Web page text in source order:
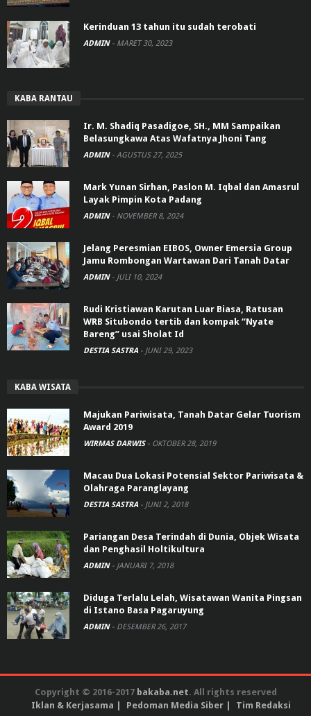
Kerinduan 13 tahun itu sudah terobati
ADMIN - MARET 30, 2023
KABA RANTAU
Ir. M. Shadiq Pasadigoe, SH., MM Sampaikan
Belasungkawa Atas Wafatnya Jhoni Tang
ADMIN - AGUSTUS 27, 2025
Mark Yunan Sirhan, Paslon M. Iqbal dan Amasrul
Layak Pimpin Kota Padang
ADMIN - NOVEMBER 8, 2024
Jelang Peresmian EIBOS, Owner Emersia Group
Jamu Rombongan Wartawan Dari Tanah Datar
ADMIN - JULI 10, 2024
Rudi Kristiawan Karutan Luar Biasa, Ratusan
WRB Situbondo tertib dan kompak “Nyate
Bareng” usai Sholat Id
DESTIA SASTRA - JUNI 29, 2023
KABA WISATA
Majukan Pariwisata, Tanah Datar Gelar Tuorism
Award 2019
WIRMAS DARWIS - OKTOBER 28, 2019
Macau Dua Lokasi Potensial Sektor Pariwisata &
Olahraga Paranglayang
DESTIA SASTRA - JUNI 2, 2018
Pariangan Desa Terindah di Dunia, Objek Wisata
dan Penghasil Holtikultura
ADMIN - JANUARI 7, 2018
Diduga Terlalu Lelah, Wisatawan Wanita Pingsan
di Istano Basa Pagaruyung
ADMIN - DESEMBER 26, 2017
Copyright © 2016-2017 bakaba.net. All rights reserved
Iklan & Kerjasama
Pedoman Media Siber Tim Redaksi